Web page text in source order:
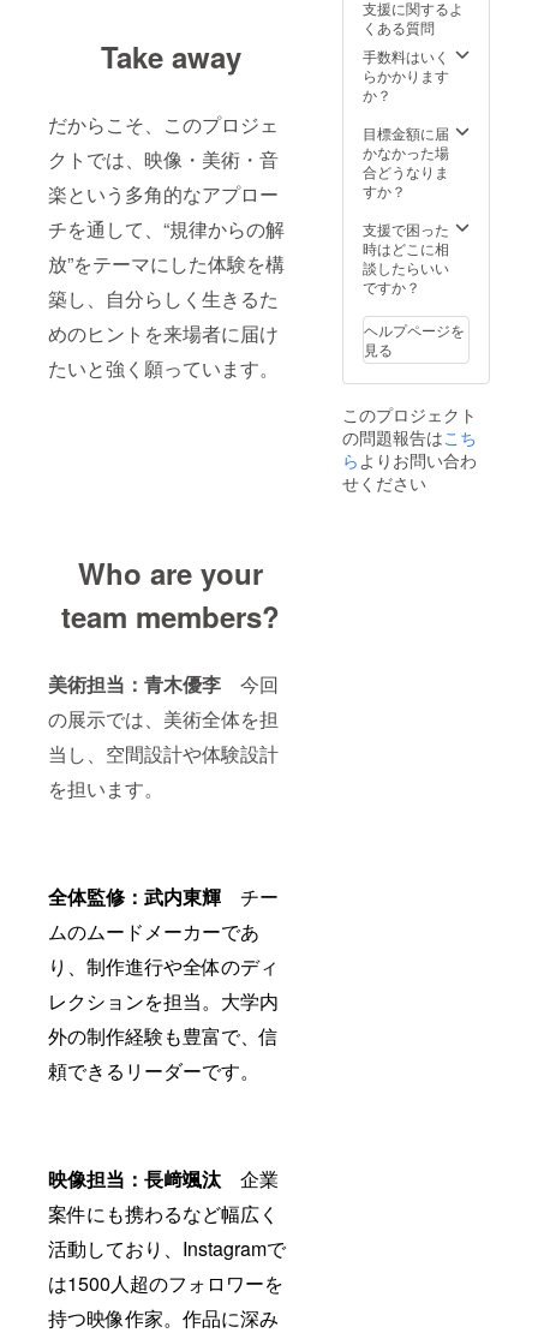
Take away
だからこそ、このプロジェ
クトでは、映像・美術・音
楽という多角的なアプロー
チを通して、“規律からの解
放”をテーマにした体験を構
築し、自分らしく生きるた
めのヒントを来場者に届け
たいと強く願っています。
Who are your
team members?
美術担当：青木優李 今回
の展示では、美術全体を担
当し、空間設計や体験設計
を担います。
全体監修：武内東輝 チー
ムのムードメーカーであ
り、制作進行や全体のディ
レクションを担当。大学内
外の制作経験も豊富で、信
頼できるリーダーです。
映像担当：長﨑颯汰 企業
案件にも携わるなど幅広く
活動しており、Instagramで
は1500人超のフォロワーを
持つ映像作家。作品に深み
支払いいただき
ます。
支援に関するよ
くある質問
手数料はいく
らかかります
か？
目標金額に届
かなかった場
合どうなりま
すか？
支援で困った
時はどこに相
談したらいい
ですか？
ヘルプページを
見る
このプロジェクト
の問題報告はこち
らよりお問い合わ
せください